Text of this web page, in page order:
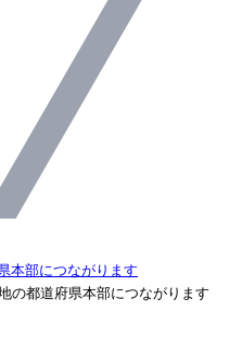
本部につながります
の都道府県本部につながります